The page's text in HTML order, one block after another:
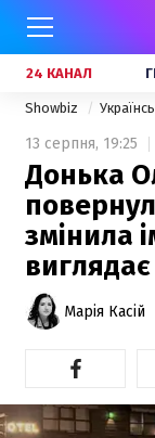
24 КАНАЛ
Showbiz
13 серпня, 19:25
Донька
змінила
Марія Касій